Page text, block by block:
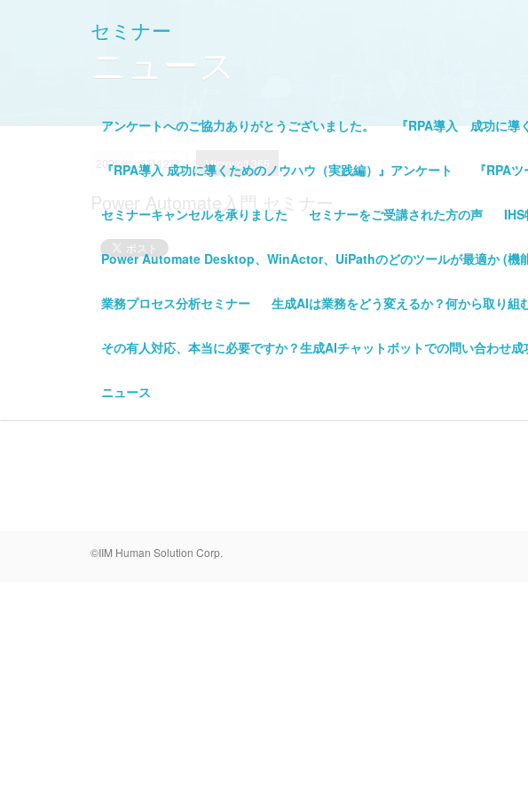
セミナー
アンケートへのご協力ありがとうございました。 『RPA導入 成功に導
『RPA導入 成功に導くためのノウハウ（実践編）』アンケート 『RPA
セミナーキャンセルを承りました セミナーをご受講された方の声 IHS
Power Automate Desktop、WinActor、UiPathのどのツールが最適か (機
業務プロセス分析セミナー 生成AIは業務をどう変えるか？何から取り組
その有人対応、本当に必要ですか？生成AIチャットボットでの問い合わせ
ニュース
ニュース
2026年 6月12日 Microsoft 365
Power Automate入門 セミナー
©IIM Human Solution Corp.